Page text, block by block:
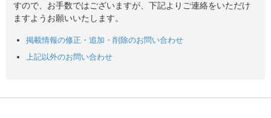
すので、お手数ではございますが、下記よりご連絡をいただけ
ますようお願いいたします。
掲載情報の修正・追加・削除のお問い合わせ
上記以外のお問い合わせ